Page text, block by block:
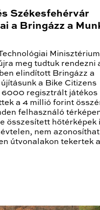
Székesfehérvár
a Bringázz a
Minisztérium
meg tudtuk rendezni
elindított Bringázz a
a Bike Citizens
6000 regisztrált játékos
a 4 millió forint
felhasználó
összesített hőtérképek
nem
útvonalakon tekertek